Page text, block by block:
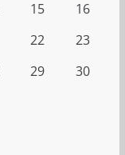
15
16
22
23
29
30